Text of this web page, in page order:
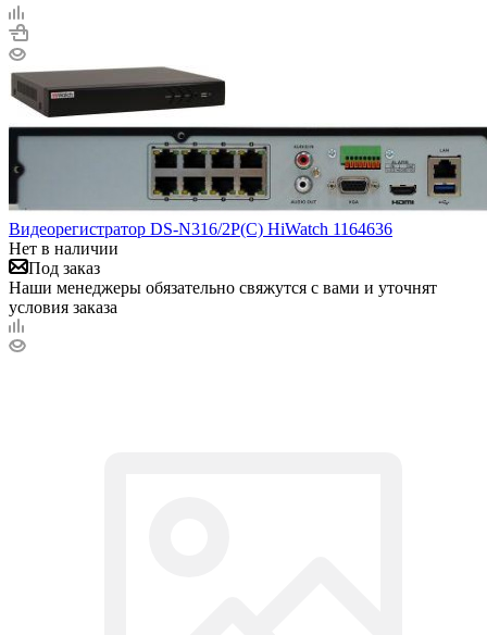
Видеорегистратор DS-N316/2P(C) HiWatch 1164636
Нет в наличии
Под заказ
Наши менеджеры обязательно свяжутся с вами и уточнят
условия заказа